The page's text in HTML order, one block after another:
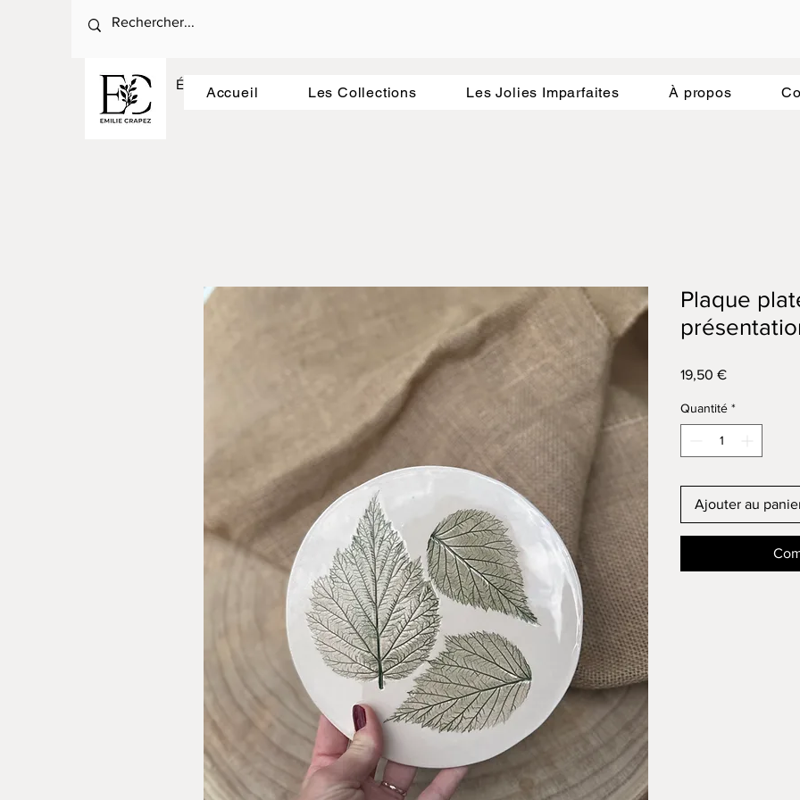
Émilie Crapez : La céramique au rythme de la nature.
Accueil Les Collections Les Jolies Imparfaites À propos
Plaque
19,50 €Prix
Quantité *
Ajouter au